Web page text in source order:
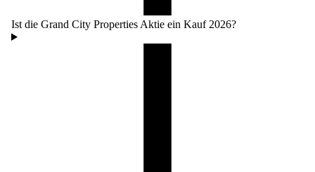
Ist die Grand City Properties Aktie ein Kauf 2026?